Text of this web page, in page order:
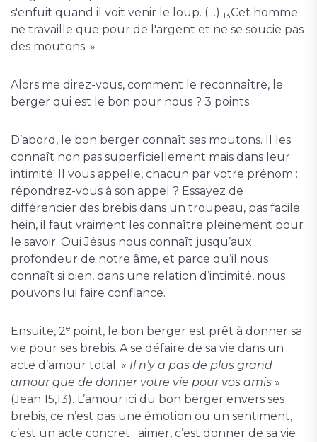
s'enfuit quand il voit venir le loup. (…) 13Cet homme
ne travaille que pour de l'argent et ne se soucie pas
des moutons. »
Alors me direz-vous, comment le reconnaître, le
berger qui est le bon pour nous ? 3 points.
D’abord, le bon berger connaît ses moutons. Il les
connaît non pas superficiellement mais dans leur
intimité. Il vous appelle, chacun par votre prénom :
répondrez-vous à son appel ? Essayez de
différencier des brebis dans un troupeau, pas facile
hein, il faut vraiment les connaître pleinement pour
le savoir. Oui Jésus nous connaît jusqu’aux
profondeur de notre âme, et parce qu’il nous
connaît si bien, dans une relation d’intimité, nous
pouvons lui faire confiance.
Ensuite, 2e point, le bon berger est prêt à donner sa
vie pour ses brebis. A se défaire de sa vie dans un
acte d’amour total. « Il n’y a pas de plus grand
amour que de donner votre vie pour vos amis »
(Jean 15,13). L’amour ici du bon berger envers ses
brebis, ce n’est pas une émotion ou un sentiment,
c’est un acte concret : aimer, c’est donner de sa vie